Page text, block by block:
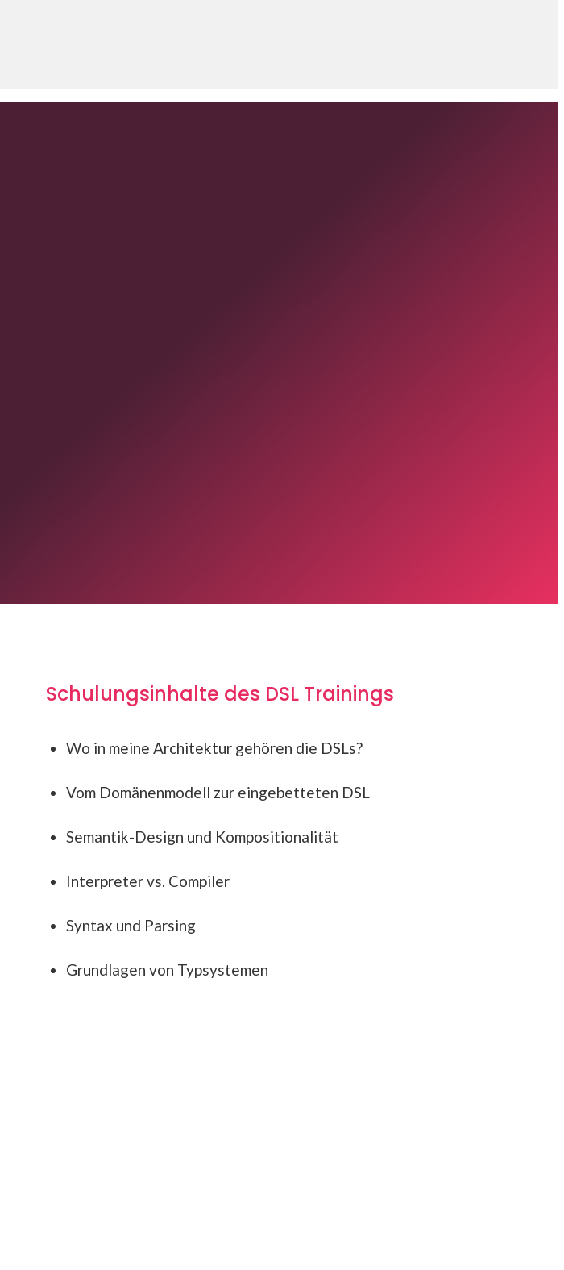
Schulungsinhalte des DSL Trainings
Wo in meine Architektur gehören die DSLs?
Vom Domänenmodell zur eingebetteten DSL
Semantik-Design und Kompositionalität
Interpreter vs. Compiler
Syntax und Parsing
Grundlagen von Typsystemen